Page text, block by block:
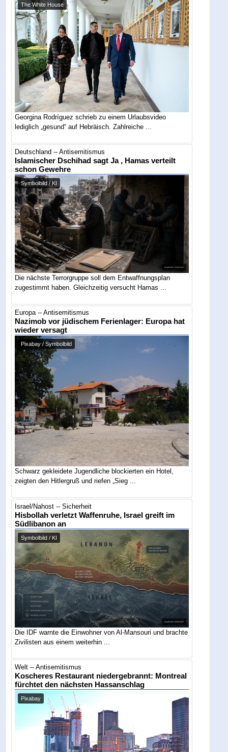
The White House
Georgina Rodríguez schrieb zu einem Urlaubsvideo
lediglich „gesund“ auf Hebräisch. Zahlreiche ...
Deutschland -- Antisemitismus
Islamischer Dschihad sagt Ja , Hamas verteilt
schon Gewehre
Symbolbild / KI
Die nächste Terrorgruppe soll dem Entwaffnungsplan
zugestimmt haben. Gleichzeitig versucht Hamas ...
Europa -- Antisemitismus
Nazimob vor jüdischem Ferienlager: Europa hat
wieder versagt
Pixabay / Symbolbild
Schwarz gekleidete Jugendliche blockierten ein Hotel,
zeigten den Hitlergruß und riefen „Sieg ...
Israel/Nahost -- Sicherheit
Hisbollah verletzt Waffenruhe, Israel greift im
Südlibanon an
Symbolbild / KI
Die IDF warnte die Einwohner von Al-Mansouri und brachte
Zivilisten aus einem weiterhin ...
Welt -- Antisemitismus
Koscheres Restaurant niedergebrannt: Montreal
fürchtet den nächsten Hassanschlag
Pixabay